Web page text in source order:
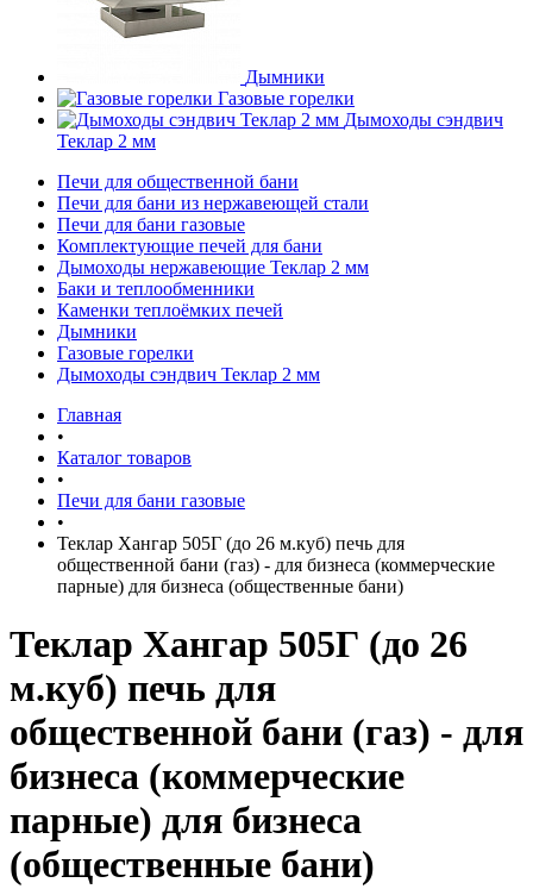
Дымники
Газовые горелки
Дымоходы сэндвич
Теклар 2 мм
Печи для общественной бани
Печи для бани из нержавеющей стали
Печи для бани газовые
Комплектующие печей для бани
Дымоходы нержавеющие Теклар 2 мм
Баки и теплообменники
Каменки теплоёмких печей
Дымники
Газовые горелки
Дымоходы сэндвич Теклар 2 мм
Главная
•
Каталог товаров
•
Печи для бани газовые
•
Теклар Хангар 505Г (до 26 м.куб) печь для
общественной бани (газ) - для бизнеса (коммерческие
парные) для бизнеса (общественные бани)
Теклар Хангар 505Г (до 26
м.куб) печь для
общественной бани (газ) - для
бизнеса (коммерческие
парные) для бизнеса
(общественные бани)